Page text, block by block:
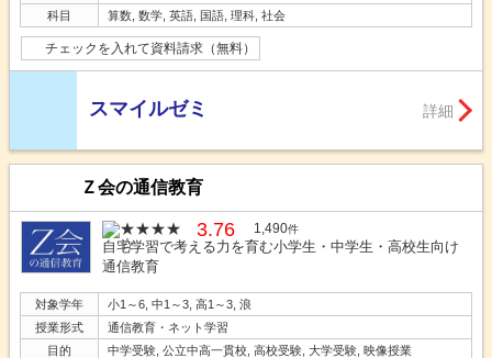
科目
算数, 数学, 英語, 国語, 理科, 社会
チェックを入れて資料請求（無料）
スマイルゼミ 詳細
Ｚ会の通信教育
3.76 1,490件
自宅学習で考える力を育む小学生・中学生・高校生向け
通信教育
対象学年
小1～6, 中1～3, 高1～3, 浪
授業形式
通信教育・ネット学習
目的
中学受験, 公立中高一貫校, 高校受験, 大学受験, 映像授業